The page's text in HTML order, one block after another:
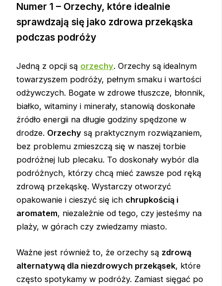
Numer 1 – Orzechy, które idealnie
sprawdzają się jako zdrowa przekąska
podczas podróży
Jedną z opcji są orzechy. Orzechy są idealnym
towarzyszem podróży, pełnym smaku i wartości
odżywczych. Bogate w zdrowe tłuszcze, błonnik,
białko, witaminy i minerały, stanowią doskonałe
źródło energii na długie godziny spędzone w
drodze. Orzechy są praktycznym rozwiązaniem,
bez problemu zmieszczą się w naszej torbie
podróżnej lub plecaku. To doskonały wybór dla
podróżnych, którzy chcą mieć zawsze pod ręką
zdrową przekąskę. Wystarczy otworzyć
opakowanie i cieszyć się ich chrupkością i
aromatem, niezależnie od tego, czy jesteśmy na
plaży, w górach czy zwiedzamy miasto.
Ważne jest również to, że orzechy są zdrową
alternatywą dla niezdrowych przekąsek, które
często spotykamy w podróży. Zamiast sięgać po